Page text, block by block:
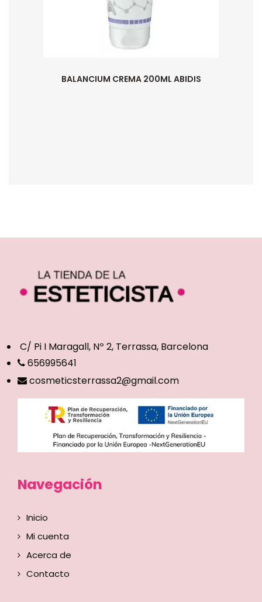
BALANCIUM CREMA 200ML ABIDIS
C/ Pi I Maragall, Nº 2, Terrassa, Barcelona
656995641
cosmeticsterrassa2@gmail.com
Navegación
Inicio
Mi cuenta
Acerca de
Contacto